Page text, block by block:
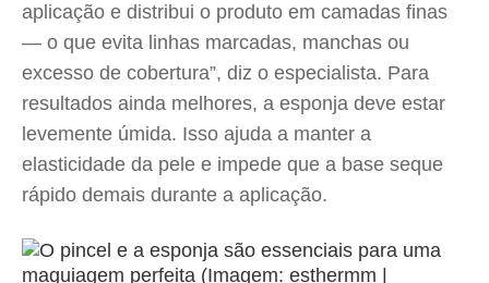
aplicação e distribui o produto em camadas finas
— o que evita linhas marcadas, manchas ou
excesso de cobertura”, diz o especialista. Para
resultados ainda melhores, a esponja deve estar
levemente úmida. Isso ajuda a manter a
elasticidade da pele e impede que a base seque
rápido demais durante a aplicação.